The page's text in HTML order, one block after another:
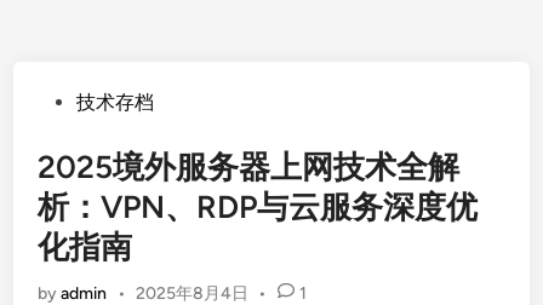
Posted技术存档
2025境外服务器上网技术全解
析：VPN、RDP与云服务深度优
化指南
byadmin • 2025年8月4日 • 1